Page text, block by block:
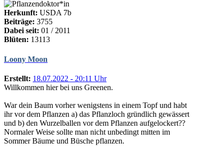
Herkunft: USDA 7b
Beiträge: 3755
Dabei seit: 01 / 2011
Blüten: 13113
Loony Moon
Erstellt: 18.07.2022 - 20:11 Uhr
Willkommen hier bei uns Greenen.
War dein Baum vorher wenigstens in einem Topf und habt
ihr vor dem Pflanzen a) das Pflanzloch gründlich gewässert
und b) den Wurzelballen vor dem Pflanzen aufgelockert??
Normaler Weise sollte man nicht unbedingt mitten im
Sommer Bäume und Büsche pflanzen.